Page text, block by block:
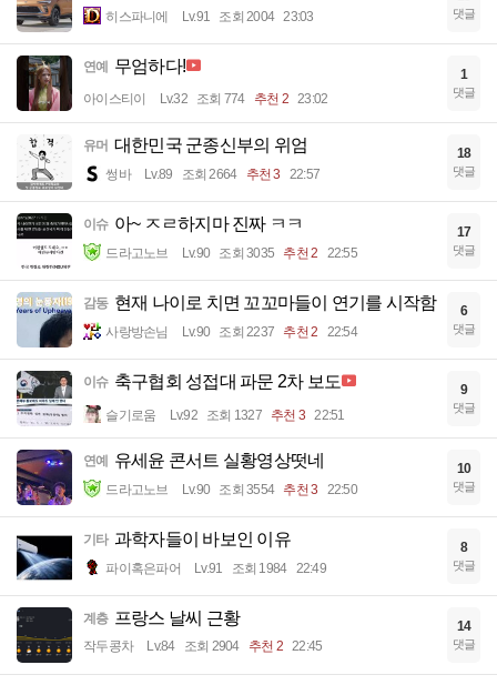
히스파니에 Lv.91 조회 2004 23:03 댓글
연예 무엄하다!
아이스티이 Lv.32 조회 774 추천 2 23:02
1
댓글
유머 대한민국 군종신부의 위엄
썽바 Lv.89 조회 2664 추천 3 22:57
18
댓글
이슈 아~ ㅈㄹ하지마 진짜 ㅋㅋ
드라고노브 Lv.90 조회 3035 추천 2 22:55
17
댓글
감동 현재 나이로 치면 꼬꼬마들이 연기를 시작함
사랑방손님 Lv.90 조회 2237 추천 2 22:54
6
댓글
이슈 축구협회 성접대 파문 2차 보도
슬기로움 Lv.92 조회 1327 추천 3 22:51
9
댓글
연예 유세윤 콘서트 실황영상떳네
드라고노브 Lv.90 조회 3554 추천 3 22:50
10
댓글
기타 과학자들이 바보인 이유
파이혹은파어 Lv.91 조회 1984 22:49
8
댓글
계층 프랑스 날씨 근황
작두콩차 Lv.84 조회 2904 추천 2 22:45
14
댓글